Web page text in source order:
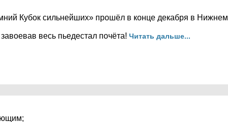
Кубок сильнейших» прошёл в конце декабря в Нижнем
весь пьедестал почёта! Читать дальше...